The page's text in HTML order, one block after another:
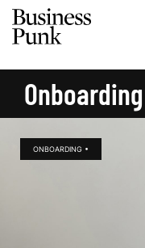
ONBOARDING •